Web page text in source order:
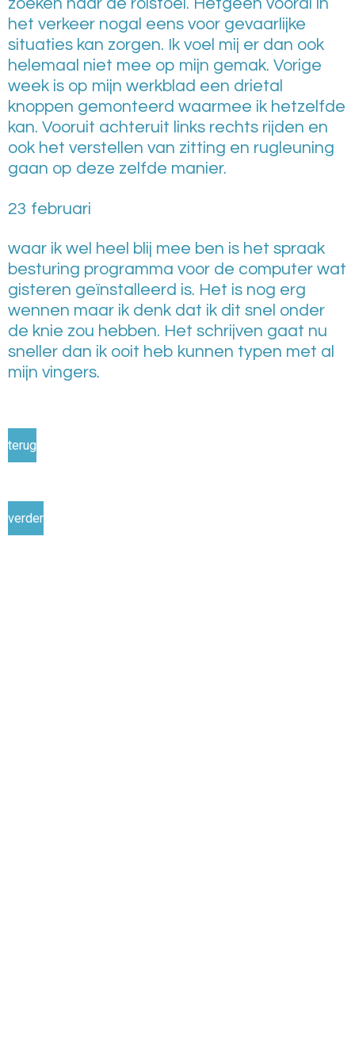
zoeken naar de rolstoel. Hetgeen vooral in
het verkeer nogal eens voor gevaarlijke
situaties kan zorgen. Ik voel mij er dan ook
helemaal niet mee op mijn gemak. Vorige
week is op mijn werkblad een drietal
knoppen gemonteerd waarmee ik hetzelfde
kan. Vooruit achteruit links rechts rijden en
ook het verstellen van zitting en rugleuning
gaan op deze zelfde manier.
23 februari
waar ik wel heel blij mee ben is het spraak
besturing programma voor de computer wat
gisteren geïnstalleerd is. Het is nog erg
wennen maar ik denk dat ik dit snel onder
de knie zou hebben. Het schrijven gaat nu
sneller dan ik ooit heb kunnen typen met al
mijn vingers.
terug
verder